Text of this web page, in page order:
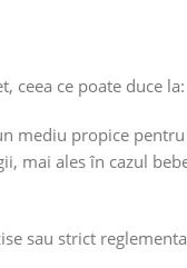
ceea ce poate duce la:
mediu propice
mai ales în cazul
sau strict